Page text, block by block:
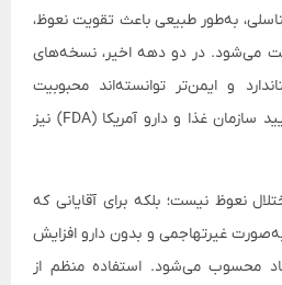
به‌طور طبیعی باعث تقویت نعوظ،
می‌شود. در دو دهه اخیر، نسخه‌های
و ایمن‌تر توانسته‌اند محبوبیت
گسترده‌ای پیدا کنند و به تأیید سازمان غذا و دارو آمریکا (FDA) نیز
نعوظ نیست؛ بلکه برای آقایانی که
غیرتهاجمی و بدون دارو افزایش
محسوب می‌شود. استفاده منظم از